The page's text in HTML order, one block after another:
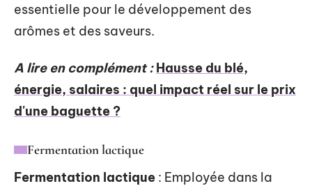
essentielle pour le développement des
arômes et des saveurs.
A lire en complément : Hausse du blé,
énergie, salaires : quel impact réel sur le prix
d'une baguette ?
Fermentation lactique
Fermentation lactique : Employée dans la